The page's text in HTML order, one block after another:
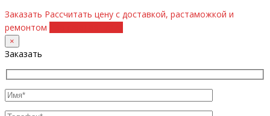
Заказать Рассчитать цену с доставкой, растаможкой и
ремонтом
×
Заказать